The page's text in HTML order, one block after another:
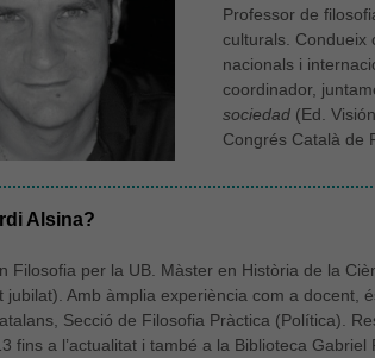
Professor de
culturals. Condueix
nacionals i
coordinador,
sociedad (Ed.
Congrés Català de
Alsina?
Filosofia per la UB. Màster en Història de la
jubilat). Amb àmplia experiència com a docent,
Secció de Filosofia Pràctica (Política).
fins a l’actualitat i també a la Biblioteca